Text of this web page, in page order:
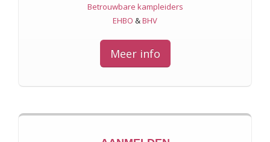
Betrouwbare kampleiders
EHBO &BHV
Meer info